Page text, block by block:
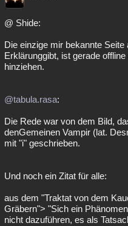
Philosophie
Musik Clash
Lesenswert Schlüsselwörter
@ Shide:
Die einzige mir bekannte
Erklärunggibt, ist gerade
hinziehen.
@tabula.rasa:
Die Rede war von dem Bild,
denGemeinen Vampir (lat.
mit "i" geschrieben.
Und noch ein Zitat für alle:
aus dem "Traktat von dem
Gräbern"> "Sich ein
nicht dazuführen, es als